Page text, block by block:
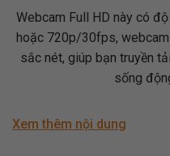
Webcam Full HD này có
hoặc 720p/30fps,
sắc nét, giúp bạn truyền
sống
Xem thêm nội dung